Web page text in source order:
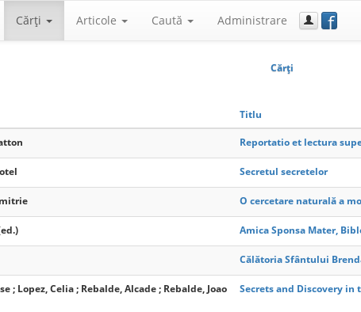
Cărţi Articole Caută Administrare f
Cărţi
Titlu
Reportatio et lectura
Secretul secretelor
O cercetare naturală a
Amica Sponsa Mater,
Călătoria Sfântului
; Lopez, Celia ; Rebalde, Alcade ; Rebalde, Joao
Secrets and Discovery in